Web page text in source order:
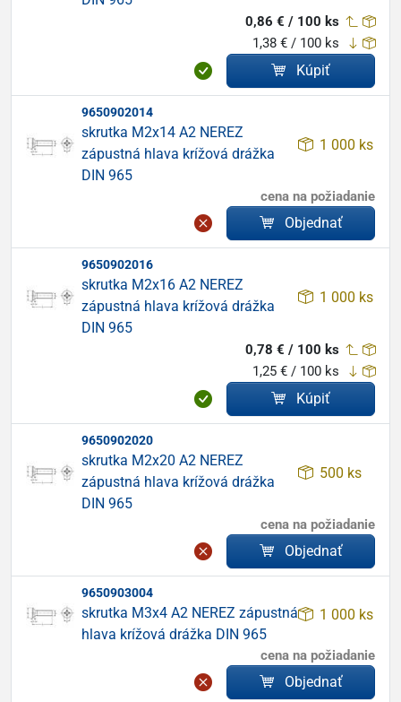
0,86 € / 100 ks
1,38 € / 100 ks
Kúpiť
9650902014
skrutka M2x14 A2 NEREZ
zápustná hlava krížová drážka
DIN 965
1 000 ks
cena na požiadanie
Objednať
9650902016
skrutka M2x16 A2 NEREZ
zápustná hlava krížová drážka
DIN 965
1 000 ks
0,78 € / 100 ks
1,25 € / 100 ks
Kúpiť
9650902020
skrutka M2x20 A2 NEREZ
zápustná hlava krížová drážka
DIN 965
500 ks
cena na požiadanie
Objednať
9650903004
skrutka M3x4 A2 NEREZ zápustná
hlava krížová drážka DIN 965
1 000 ks
cena na požiadanie
Objednať